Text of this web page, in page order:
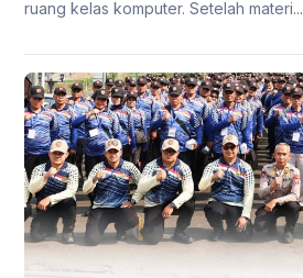
ruang kelas komputer. Setelah materi...